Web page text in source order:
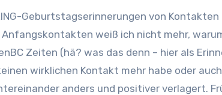
Geburtstagserinnerungen von Kontakten
weiß ich nicht mehr,
Zeiten (hä? was das denn – hier als
wirklichen Kontakt mehr habe oder
anders und positiver verlagert.